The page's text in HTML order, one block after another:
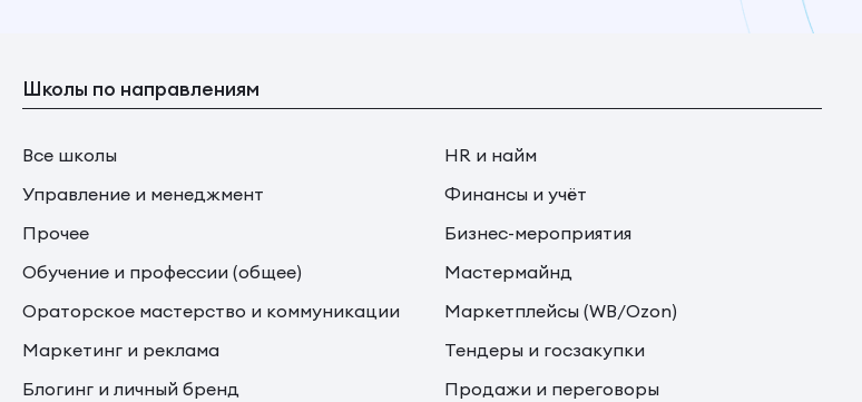
Школы по направлениям
Все школы
HR и найм
Управление и менеджмент
Финансы и учёт
Прочее
Бизнес-мероприятия
Обучение и профессии (общее)
Мастермайнд
Ораторское мастерство и коммуникации
Маркетплейсы (WB/Ozon)
Маркетинг и реклама
Тендеры и госзакупки
Блогинг и личный бренд
Продажи и переговоры